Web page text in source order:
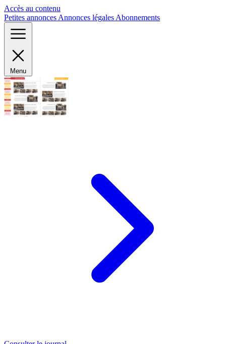
Accès au contenu
Petites annonces Annonces légales Abonnements
Menu
Panneau de gestion des cookies